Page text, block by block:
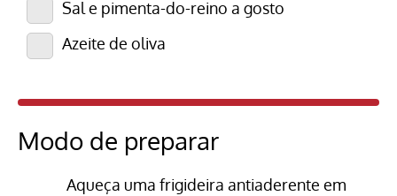
Sal e pimenta-do-reino a gosto
Azeite de oliva
Modo de preparar
Aqueça uma frigideira antiaderente em